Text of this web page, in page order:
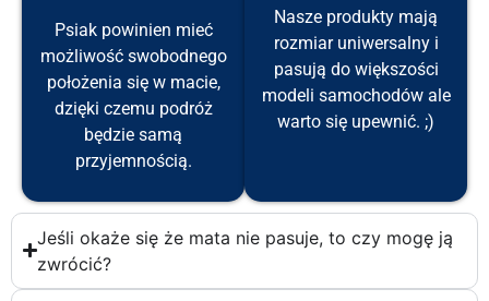
Psiak powinien mieć
możliwość swobodnego
położenia się w macie,
dzięki czemu podróż
będzie samą
przyjemnością.
Nasze produkty mają
rozmiar uniwersalny i
pasują do większości
modeli samochodów ale
warto się upewnić. ;)
Jeśli okaże się że mata nie pasuje, to czy mogę ją
zwrócić?